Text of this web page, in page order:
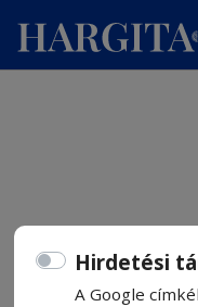
Hirdetési
A Google